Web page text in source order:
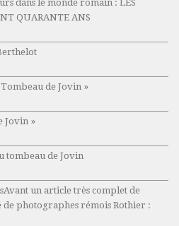
dans le monde romain : LES
QUARANTE ANS
de Jovin »
Jovin »
tombeau de Jovin
un article très complet de
photographes rémois Rothier :